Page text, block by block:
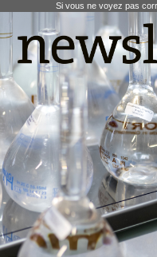
Si vous ne voyez pas